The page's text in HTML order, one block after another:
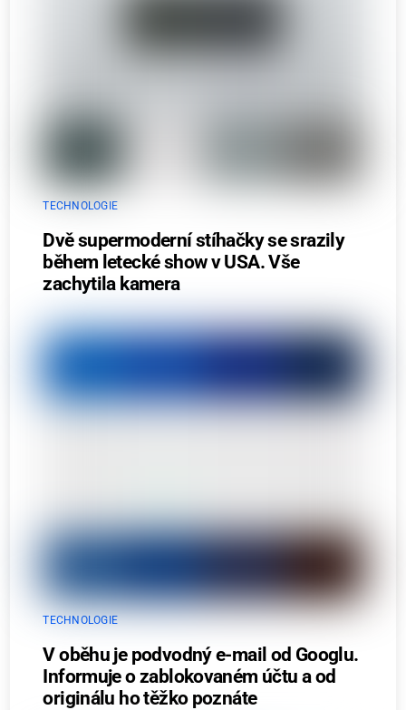
TECHNOLOGIE
Dvě supermoderní stíhačky se srazily
během letecké show v USA. Vše
zachytila kamera
TECHNOLOGIE
V oběhu je podvodný e-mail od Googlu.
Informuje o zablokovaném účtu a od
originálu ho těžko poznáte